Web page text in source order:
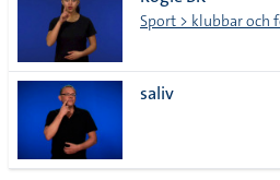
lista
Sport > klubbar och
saliv